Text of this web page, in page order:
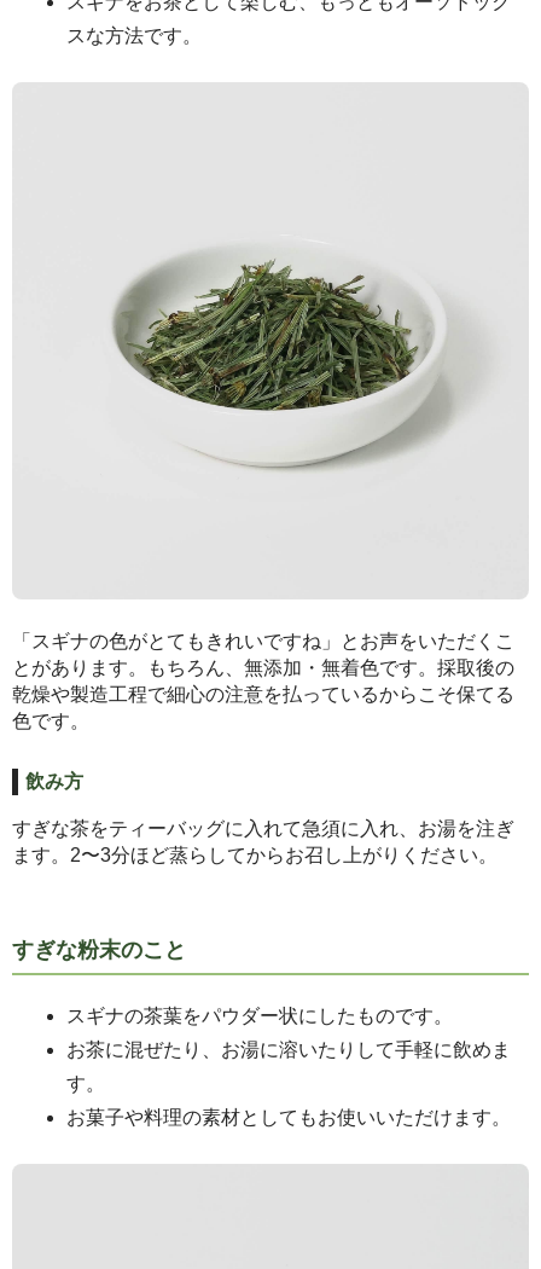
スな方法です。
「スギナの色がとてもきれいですね」とお声をいただくこ
とがあります。もちろん、無添加・無着色です。採取後の
乾燥や製造工程で細心の注意を払っているからこそ保てる
色です。
飲み方
すぎな茶をティーバッグに入れて急須に入れ、お湯を注ぎ
ます。2〜3分ほど蒸らしてからお召し上がりください。
すぎな粉末のこと
スギナの茶葉をパウダー状にしたものです。
お茶に混ぜたり、お湯に溶いたりして手軽に飲めま
す。
お菓子や料理の素材としてもお使いいただけます。